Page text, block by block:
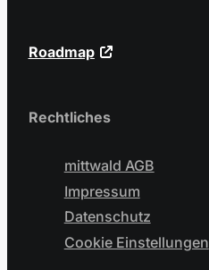
Roadmap
Rechtliches
mittwald AGB
Impressum
Datenschutz
Cookie Einstellungen